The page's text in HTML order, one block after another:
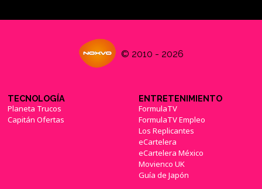
© 2010 - 2026
TECNOLOGÍA
Planeta Trucos
Capitán Ofertas
ENTRETENIMIENTO
FormulaTV
FormulaTV Empleo
Los Replicantes
eCartelera
eCartelera México
Movienco UK
Guía de Japón